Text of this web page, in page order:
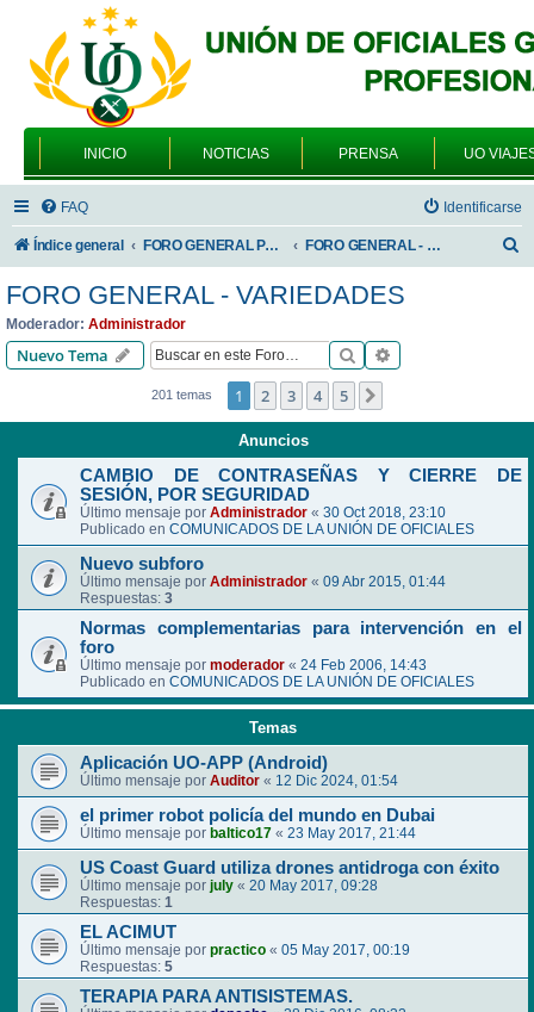
INICIO NOTICIAS PRENSA UO
FAQ Identificarse
Índice general FORO GENERAL PARA TODOS LOS USUARIOS FORO GENERAL - VARIEDADES
FORO GENERAL - VARIEDADES
Moderador: Administrador
Nuevo Tema Buscar
201 temas 1 2 3 4 5
Anuncios
CAMBIO DE CONTRASEÑAS Y CIERRE DE
SESIÓN, POR SEGURIDAD
Último mensaje por Administrador « 30 Oct 2018, 23:10
Publicado en COMUNICADOS DE LA UNIÓN DE OFICIALES
Nuevo subforo
Último mensaje por Administrador « 09 Abr 2015, 01:44
Respuestas: 3
Normas complementarias para intervención en el
foro
Último mensaje por moderador « 24 Feb 2006, 14:43
Publicado en COMUNICADOS DE LA UNIÓN DE OFICIALES
Temas
Aplicación UO-APP (Android)
Último mensaje por Auditor « 12 Dic 2024, 01:54
el primer robot policía del mundo en Dubai
Último mensaje por baltico17 « 23 May 2017, 21:44
US Coast Guard utiliza drones antidroga con éxito
Último mensaje por july « 20 May 2017, 09:28
Respuestas: 1
EL ACIMUT
Último mensaje por practico « 05 May 2017, 00:19
Respuestas: 5
TERAPIA PARA ANTISISTEMAS.